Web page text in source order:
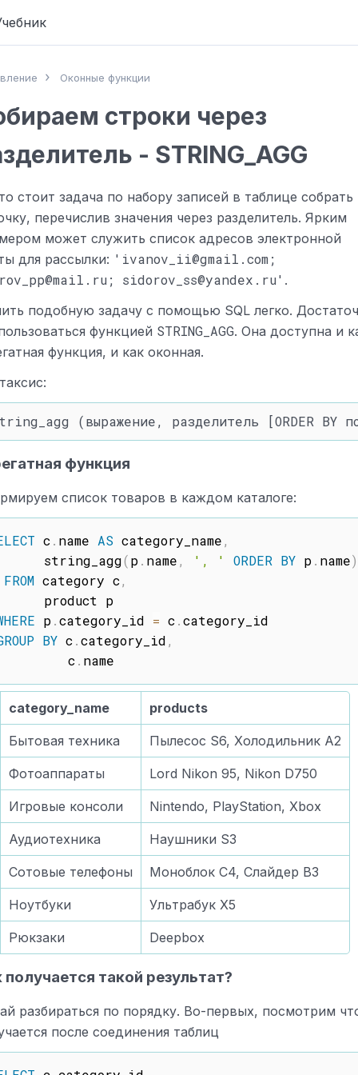
Оконные функции
строки через
- STRING_AGG
стоит задача по набору записей в таблице собрать
перечислив значения через разделитель. Ярким
может служить список адресов электронной
для рассылки: 'ivanov_ii@gmail.com;
sidorov_ss@yandex.ru' .
подобную задачу с помощью SQL легко.
функцией STRING_AGG. Она доступна и
функция, и как оконная.
функция
список товаров в каждом каталоге:
c. name AS category_name,
string_agg
(p. name, ', ' ORDER BY p. name)
FROM category c,
product p
p.category_id = c.category_id
BY c.category_id,
c
.
category_name products
Бытовая техника Пылесос S6, Холодильник A2
Фотоаппараты Lord Nikon 95, Nikon D750
Игровые консоли Nintendo, PlayStation, Xbox
Аудиотехника Наушники S3
Сотовые телефоны Моноблок C4, Слайдер B3
Ноутбуки Ультрабук X5
Рюкзаки Deepbox
получается такой результат?
разбираться по порядку. Во-первых, посмотрим
после соединения таблиц